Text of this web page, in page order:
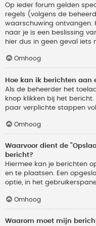
Op ieder forum gelden
regels (volgens de
waarschuwing ontvangen.
naar je is een beslissing
hier dus in geen geval iets
Omhoog
Hoe kan ik berichten aan
Als de beheerder het
knop klikken bij het
paar verplichte stappen
Omhoog
Waarvoor dient de
bericht?
Hiermee kan je berichten
en te plaatsen. Een
optie, in het
Omhoog
Waarom moet mijn